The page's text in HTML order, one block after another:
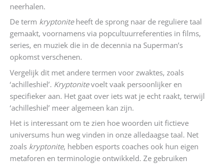
neerhalen.
De term kryptoniteheeft de sprong naar de reguliere taal
gemaakt, voornamens via popcultuurreferenties in films,
series, en muziek die in de decennia na Superman’s
opkomst verschenen.
Vergelijk dit met andere termen voor zwaktes, zoals
‘achilleshiel’. Kryptonitevoelt vaak persoonlijker en
specifieker aan. Het gaat over iets wat je echt raakt, terwijl
‘achilleshiel’ meer algemeen kan zijn.
Het is interessant om te zien hoe woorden uit fictieve
universums hun weg vinden in onze alledaagse taal. Net
zoals kryptonite, hebben esports coaches ook hun eigen
metaforen en terminologie ontwikkeld. Ze gebruiken